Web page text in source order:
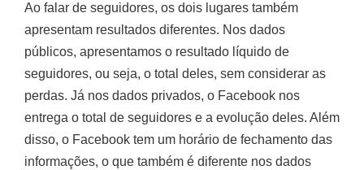
Ao falar de seguidores, os dois lugares também
apresentam resultados diferentes. Nos dados
públicos, apresentamos o resultado líquido de
seguidores, ou seja, o total deles, sem considerar as
perdas. Já nos dados privados, o Facebook nos
entrega o total de seguidores e a evolução deles. Além
disso, o Facebook tem um horário de fechamento das
informações, o que também é diferente nos dados